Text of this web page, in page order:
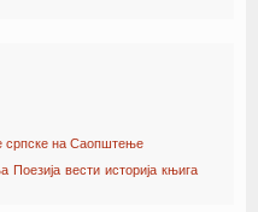
српске на Саопштење
Поезија вести историја књига